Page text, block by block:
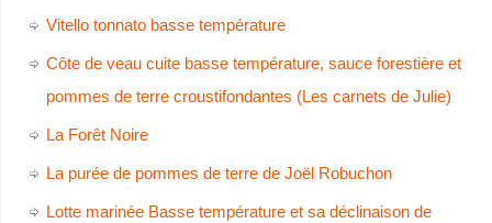
Vitello tonnato basse température
Côte de veau cuite basse température, sauce forestière et
pommes de terre croustifondantes (Les carnets de Julie)
La Forêt Noire
La purée de pommes de terre de Joël Robuchon
Lotte marinée Basse température et sa déclinaison de